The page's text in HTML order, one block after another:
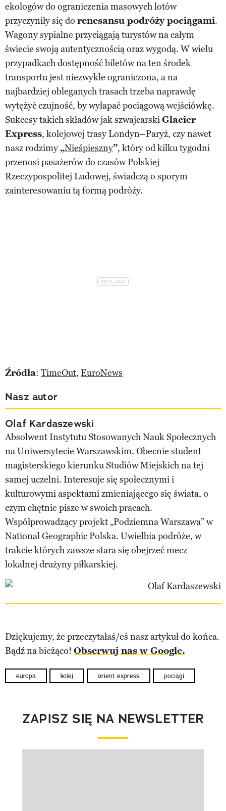
ekologów do ograniczenia masowych lotów
przyczyniły się do renesansu podróży pociągami.
Wagony sypialne przyciągają turystów na całym
świecie swoją autentycznością oraz wygodą. W wielu
przypadkach dostępność biletów na ten środek
transportu jest niezwykle ograniczona, a na
najbardziej obleganych trasach trzeba naprawdę
wytężyć czujność, by wyłapać pociągową wejściówkę.
Sukcesy takich składów jak szwajcarskiGlacier
Express, kolejowej trasy Londyn–Paryż, czy nawet
nasz rodzimy„Nieśpieszny”, który od kilku tygodni
przenosi pasażerów do czasów Polskiej
Rzeczypospolitej Ludowej, świadczą o sporym
zainteresowaniu tą formą podróży.
Źródła: TimeOut, EuroNews
Nasz autor
Olaf Kardaszewski
Absolwent Instytutu Stosowanych Nauk Społecznych
na Uniwersytecie Warszawskim. Obecnie student
magisterskiego kierunku Studiów Miejskich na tej
samej uczelni. Interesuje się społecznymi i
kulturowymi aspektami zmieniającego się świata, o
czym chętnie pisze w swoich pracach.
Współprowadzący projekt „Podziemna Warszawa” w
National Geographic Polska. Uwielbia podróże, w
trakcie których zawsze stara się obejrzeć mecz
lokalnej drużyny piłkarskiej.
Dziękujemy, że przeczytałaś/eś nasz artykuł do końca.
Bądź na bieżąco! Obserwuj nas w Google.
europa kolej orient express pociągi
ZAPISZ SIĘ NA NEWSLETTER